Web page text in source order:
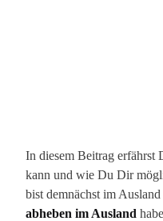
In diesem Beitrag erfährst
kann und wie Du Dir
bist demnächst im
abheben im Ausland